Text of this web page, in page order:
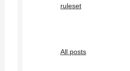
ruleset
All posts